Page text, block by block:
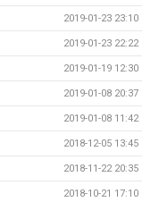
2019-01-23 23:10
2019-01-23 22:22
2019-01-19 12:30
2019-01-08 20:37
2019-01-08 11:42
2018-12-05 13:45
2018-11-22 20:35
2018-10-21 17:10